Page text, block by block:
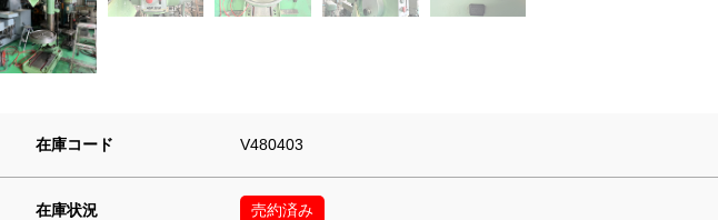
在庫コード V480403
在庫状況 売約済み